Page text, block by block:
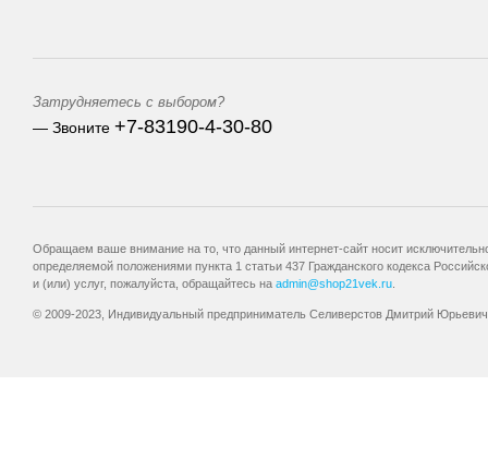
Затрудняетесь с выбором?
— Звоните +7-83190-4-30-80
Обращаем ваше внимание на то, что данный интернет-сайт носит
определяемой положениями пункта 1 статьи 437 Гражданского кодекса
и (или) услуг, пожалуйста, обращайтесь на admin@shop21vek.ru
© 2009-2023, Индивидуальный предприниматель Селиверстов Дмитрий Юрьевич